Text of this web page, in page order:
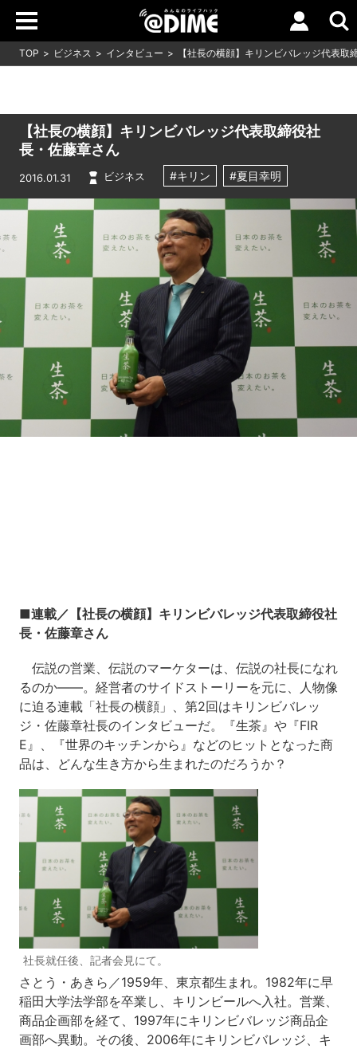
TOP ビジネス インタビュー 【社長の横顔】キリンビバレッジ代表取
【社長の横顔】キリンビバレッジ代表取締役社
長・佐藤章さん
2016.01.31 ビジネス #キリン #夏目幸明
■連載／【社長の横顔】キリンビバレッジ代表取締役社
長・佐藤章さん
伝説の営業、伝説のマーケターは、伝説の社長になれ
るのか――。経営者のサイドストーリーを元に、人物像
に迫る連載「社長の横顔」、第2回はキリンビバレッ
ジ・佐藤章社長のインタビューだ。『生茶』や『FIR
E』、『世界のキッチンから』などのヒットとなった商
品は、どんな生き方から生まれたのだろうか？
社長就任後、記者会見にて。
さとう・あきら／1959年、東京都生まれ。1982年に早
稲田大学法学部を卒業し、キリンビールへ入社。営業、
商品企画部を経て、1997年にキリンビバレッジ商品企
画部へ異動。その後、2006年にキリンビバレッジ、キ